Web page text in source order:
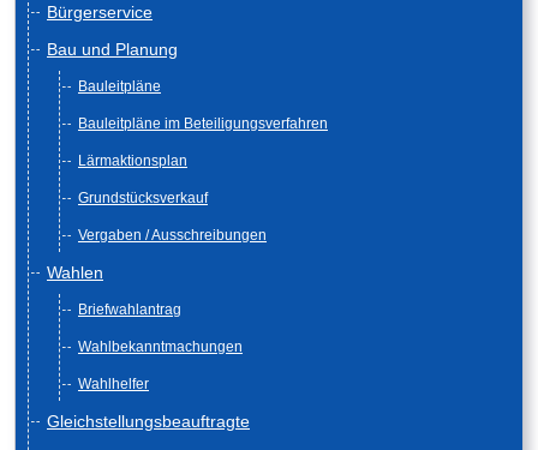
Bürgerservice
Bau und Planung
Bauleitpläne
Bauleitpläne im Beteiligungsverfahren
Lärmaktionsplan
Grundstücksverkauf
Vergaben / Ausschreibungen
Wahlen
Briefwahlantrag
Wahlbekanntmachungen
Wahlhelfer
Gleichstellungsbeauftragte